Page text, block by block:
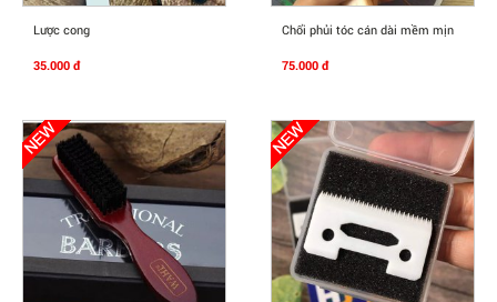
Lược cong
35.000 đ
Mua Ngay
Chổi phủi tóc cán dài mềm mịn
75.000 đ